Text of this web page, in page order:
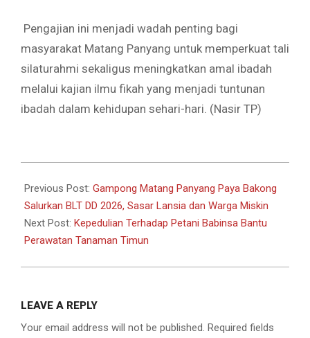
‎ Pengajian ini menjadi wadah penting bagi
masyarakat Matang Panyang untuk memperkuat tali
silaturahmi sekaligus meningkatkan amal ibadah
melalui kajian ilmu fikah yang menjadi tuntunan
ibadah dalam kehidupan sehari-hari. (Nasir TP)
06-
24
Previous Post: Gampong Matang Panyang Paya Bakong
Salurkan BLT DD 2026, Sasar Lansia dan Warga Miskin
Next Post: Kepedulian Terhadap Petani Babinsa Bantu
Perawatan Tanaman Timun
LEAVE A REPLY
Your email address will not be published. Required fields